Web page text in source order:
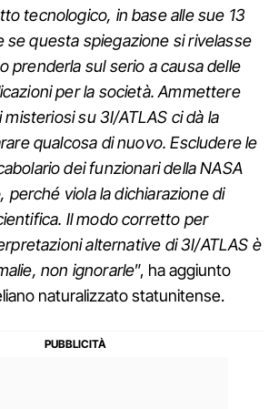
tecnologico, in base alle sue 13
se questa spiegazione si rivelasse
prenderla sul serio a causa delle
per la società. Ammettere
su 3I/ATLAS ci dà la
qualcosa di nuovo. Escludere le
dei funzionari della NASA
perché viola la dichiarazione di
Il modo corretto per
alternative di 3I/ATLAS è
non ignorarle”, ha aggiunto
naturalizzato statunitense.